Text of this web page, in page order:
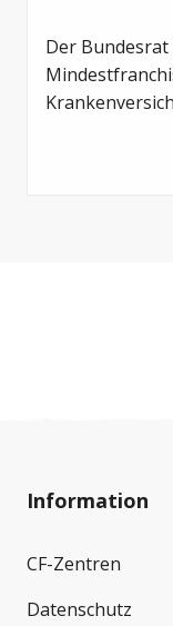
Der
Information
CF-Zentren
Datenschutz